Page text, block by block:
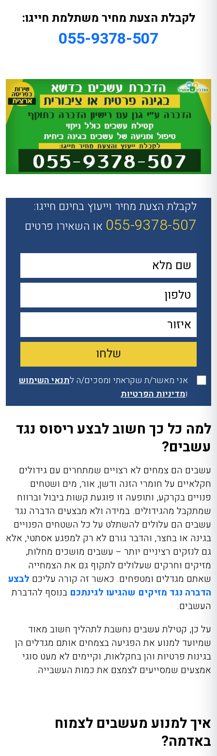
לקבלת הצעת מחיר משתלמת חייגו:
055-9378-507
לקבלת הצעת מחיר וייעוץ בחינם חייגו:
055-9378-507 או השאירו פרטים
אני מאשר/ת שקראתי ומסכים/ה לתנאי השימוש
ומדיניות הפרטיות
למה כל כך חשוב לבצע ריסוס נגד
עשבים?
עשבים הם צמחים לא רצויים שמתחרים עם גידולים
חקלאיים על חומרי הזנה ודשן, אור, מים ושטחים
פנויים בקרקע, ותופעה זו פוגעת קשות ביבול וברווח
שמתקבל מהגידולים. במידה ולא מבצעים הדברה נגד
עשבים הם עלולים להשתלט על כל השטחים הפנויים
בגינה או בחצר, והדבר גורם לא רק למפגע אסתטי, אלא
גם לנזקים רציניים יותר – עשבים מושכים מחלות,
מזיקים וחרקים שעלולים לתקוף גם את הצמחייה
שאתם מגדלים ומטפחים. כאשר זה קורה עליכם לבצע
הדברה נגד מזיקים שהגיעו לגינתכם בנוסף להדברת
העשבים.
על כן, קטילת עשבים נחשבת לתהליך חשוב מאוד
שמיועד למנוע את הפגיעה בצמחים אותם מגדלים הן
בגינות פרטיות והן בחקלאות, וקיימים לא מעט סוגי
אמצעים שמסייעים לצמצם את כמות העשבייה.
איך למנוע מעשבים לצמוח
באדמה?